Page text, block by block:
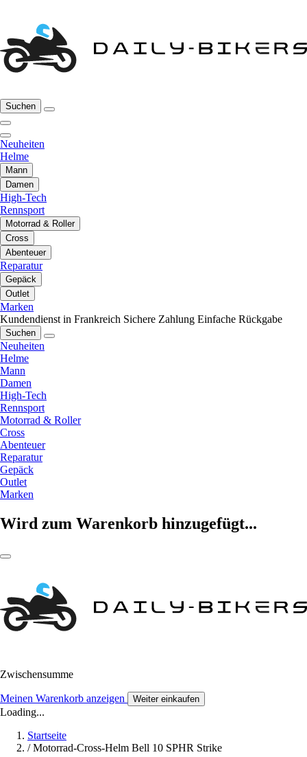
Suchen
Neuheiten
Helme
Mann
Damen
High-Tech
Rennsport
Motorrad & Roller
Cross
Abenteuer
Reparatur
Gepäck
Outlet
Marken
Kundendienst in Frankreich Sichere Zahlung Einfache Rückgabe
Suchen
Neuheiten
Helme
Mann
Damen
High-Tech
Rennsport
Motorrad & Roller
Cross
Abenteuer
Reparatur
Gepäck
Outlet
Marken
Wird zum Warenkorb hinzugefügt...
Zwischensumme
Meinen Warenkorb anzeigen Weiter einkaufen
Loading...
Startseite
/ Motorrad-Cross-Helm Bell 10 SPHR Strike